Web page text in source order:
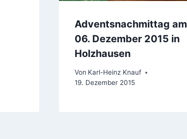
Adventsnachmittag am
06. Dezember 2015 in
Holzhausen
Von Karl-Heinz Knauf
19. Dezember 2015